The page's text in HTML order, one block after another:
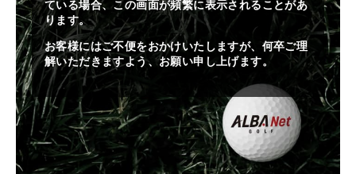
ている場合、この画面が頻繁に表示されることがあ
ります。
お客様にはご不便をおかけいたしますが、何卒ご理
解いただきますよう、お願い申し上げます。